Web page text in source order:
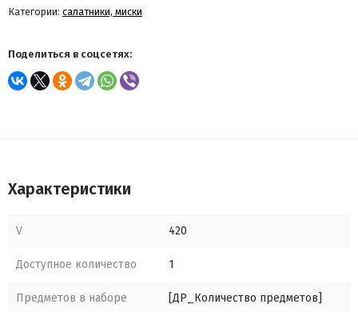
Категории: салатники, миски
Поделиться в соцсетях:
Характеристики
V 420
Доступное количество 1
Предметов в наборе [ДР_Количество предметов]